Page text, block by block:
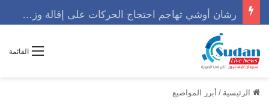
القائمة
الرئيسية / أبرز المواضيع